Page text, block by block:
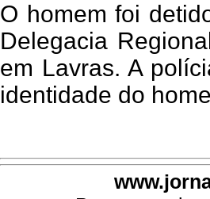
O homem foi
Delegacia
em Lavras. A
identidade do